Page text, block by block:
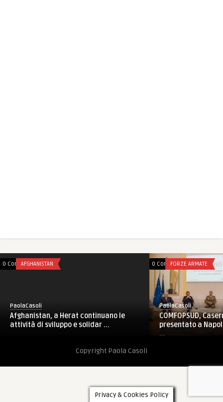
0 CommentsAFGHANISTAN
PaolaCasoli
Afghanistan, a Herat continuano le
attività di sviluppo e solidar ...
0 CommentsFORZE ARMATE
PaolaCasoli
COMFOPSUD,
presentato a
...
Copyright Paola Casoli
Privacy & Cookies Policy